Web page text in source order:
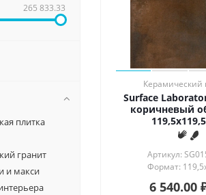
Керамический
Surface
коричневый
Артикул:
Формат:
6 540.00
265 833.33
плитка
гранит
и макси